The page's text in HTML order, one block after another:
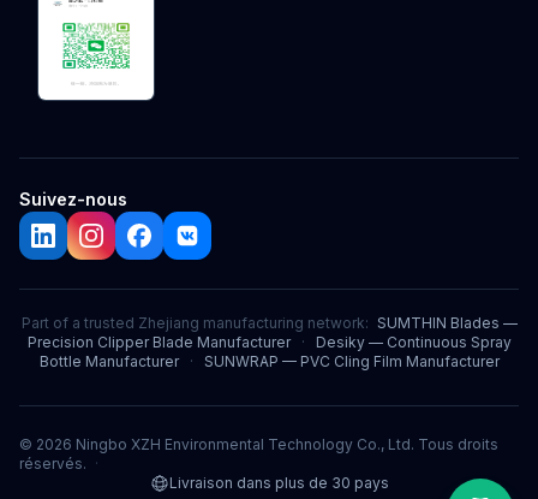
Suivez-nous
Part of a trusted Zhejiang manufacturing network: SUMTHIN Blades —
Precision Clipper Blade Manufacturer
·
Desiky — Continuous Spray
Bottle Manufacturer
· SUNWRAP — PVC Cling Film Manufacturer
© 2026 Ningbo XZH Environmental Technology Co., Ltd. Tous droits
réservés. ·
Livraison dans plus de 30 pays